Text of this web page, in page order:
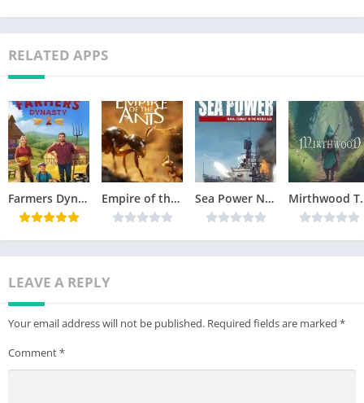
RELATED APPS
Farmers Dynasty 2 Télécharger jeu PC Empire of the Ants Télécharger jeu PC Sea Power Naval Combat in the Missile Age Télécharger jeu PC
LEAVE A REPLY
Your email address will not be published. Required fields are marked *
Comment*